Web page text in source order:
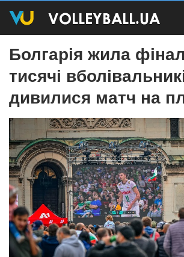
Болгарія жила
тисячі
дивилися матч на